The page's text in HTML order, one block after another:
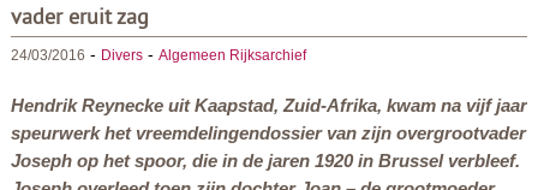
vader eruit zag
24/03/2016 - Divers- Algemeen Rijksarchief
Hendrik Reynecke uit Kaapstad, Zuid-Afrika, kwam na vijf jaar
speurwerk het vreemdelingendossier van zijn overgrootvader
Joseph op het spoor, die in de jaren 1920 in Brussel verbleef.